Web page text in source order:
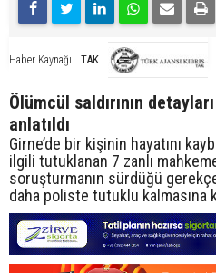
Haber Kaynağı TAK
Ölümcül saldırının
anlatıldı
Girne’de bir kişinin hayatını
ilgili tutuklanan 7 zanlı
soruşturmanın sürdüğü
daha poliste tutuklu kalmasına